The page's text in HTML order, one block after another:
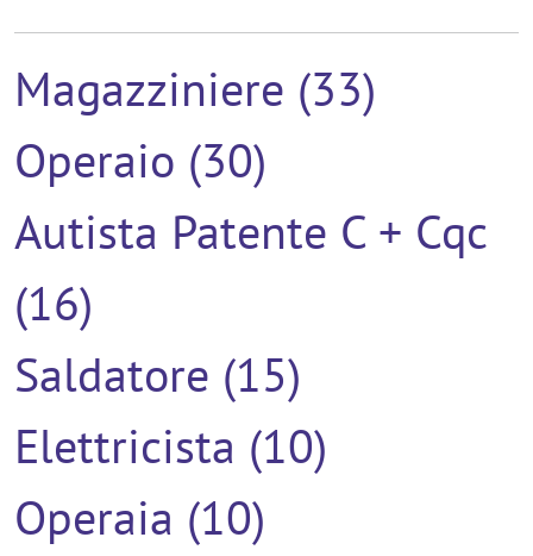
Magazziniere (33)
Operaio (30)
Autista Patente C + Cqc
(16)
Saldatore (15)
Elettricista (10)
Operaia (10)